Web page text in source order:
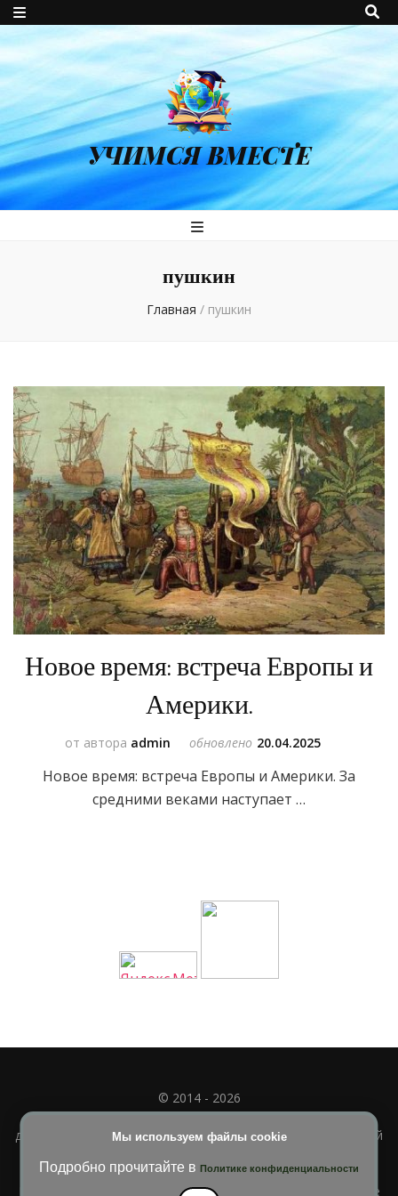
УЧИМСЯ ВМЕСТЕ
пушкин
Главная / пушкин
Новое время: встреча Европы и
Америки.
от автора admin обновлено 20.04.2025
Новое время: встреча Европы и Америки. За
средними веками наступает …
Мы используем файлы cookie
Подробно прочитайте в Политике конфиденциальности
© 2014 - 2026
Полное или частичное использование материала
допускается только при наличии активной и индексируемой
Blossom Diva | РазработанаТемы Blossom . На платформе